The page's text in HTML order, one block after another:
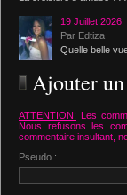
19 Juillet 2026
Par Edtiza
Quelle belle
Ajouter
ATTENTION: Les
Nous refusons les
commentaire insultant,
Pseudo :